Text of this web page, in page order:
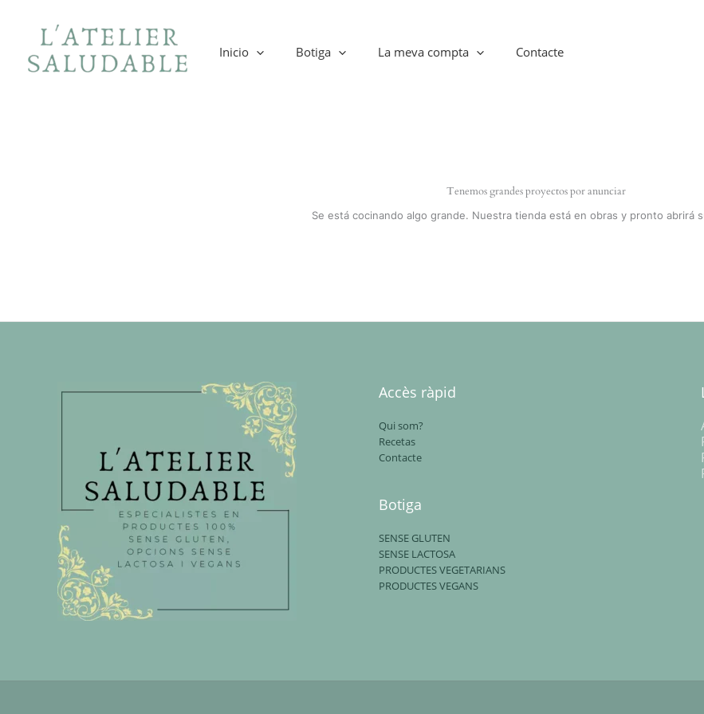
contenido
Inicio Botiga La meva compta Contacte
Tenemos grandes proyectos por anunciar
Se está cocinando algo grande. Nuestra tienda está en obras y pronto abrirá
Accès ràpid
Qui som?
Recetas
Contacte
Botiga
SENSE GLUTEN
SENSE LACTOSA
PRODUCTES VEGETARIANS
PRODUCTES VEGANS